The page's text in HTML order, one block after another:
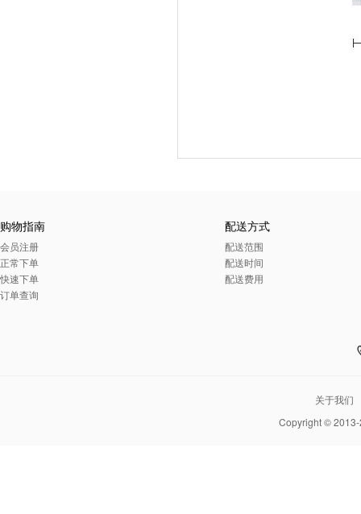
购物指南
会员注册
正常下单
快速下单
订单查询
配送方式
配送范围
配送时间
配送费用
关于我们
Copyright ©